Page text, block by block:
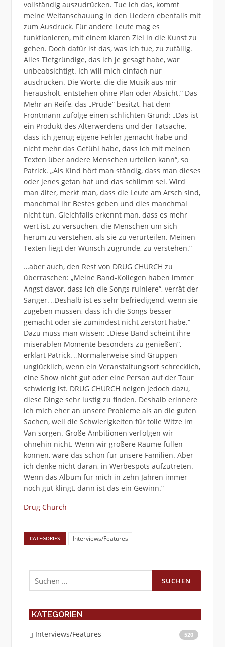
vollständig auszudrücken. Tue ich das, kommt
meine Weltanschauung in den Liedern ebenfalls mit
zum Ausdruck. Für andere Leute mag es
funktionieren, mit einem klaren Ziel in die Kunst zu
gehen. Doch dafür ist das, was ich tue, zu zufällig.
Alles Tiefgründige, das ich je gesagt habe, war
unbeabsichtigt. Ich will mich einfach nur
ausdrücken. Die Worte, die die Musik aus mir
herausholt, entstehen ohne Plan oder Absicht.“ Das
Mehr an Reife, das „Prude“ besitzt, hat dem
Frontmann zufolge einen schlichten Grund: „Das ist
ein Produkt des Älterwerdens und der Tatsache,
dass ich genug eigene Fehler gemacht habe und
nicht mehr das Gefühl habe, dass ich mit meinen
Texten über andere Menschen urteilen kann“, so
Patrick. „Als Kind hört man ständig, dass man dieses
oder jenes getan hat und das schlimm sei. Wird
man älter, merkt man, dass die Leute am Arsch sind,
manchmal ihr Bestes geben und dies manchmal
nicht tun. Gleichfalls erkennt man, dass es mehr
wert ist, zu versuchen, die Menschen um sich
herum zu verstehen, als sie zu verurteilen. Meinen
Texten liegt der Wunsch zugrunde, zu verstehen.“
…aber auch, den Rest von DRUG CHURCH zu
überraschen: „Meine Band-Kollegen haben immer
Angst davor, dass ich die Songs ruiniere“, verrät der
Sänger. „Deshalb ist es sehr befriedigend, wenn sie
zugeben müssen, dass ich die Songs besser
gemacht oder sie zumindest nicht zerstört habe.“
Dazu muss man wissen: „Diese Band scheint ihre
miserablen Momente besonders zu genießen“,
erklärt Patrick. „Normalerweise sind Gruppen
unglücklich, wenn ein Veranstaltungsort schrecklich,
eine Show nicht gut oder eine Person auf der Tour
schwierig ist. DRUG CHURCH neigen jedoch dazu,
diese Dinge sehr lustig zu finden. Deshalb erinnere
ich mich eher an unsere Probleme als an die guten
Sachen, weil die Schwierigkeiten für tolle Witze im
Van sorgen. Große Ambitionen verfolgen wir
ohnehin nicht. Wenn wir größere Räume füllen
können, wäre das schön für unsere Familien. Aber
ich denke nicht daran, in Werbespots aufzutreten.
Wenn das Album für mich in zehn Jahren immer
noch gut klingt, dann ist das ein Gewinn.“
Drug Church
CATEGORIES Interviews/Features
Suchen
nach:
KATEGORIEN
Interviews/Features 520